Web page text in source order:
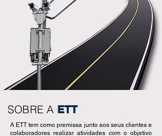
SOBRE A ETT
A ETT tem como premissa junto aos seus clientes e
colaboradores realizar atividades com o objetivo